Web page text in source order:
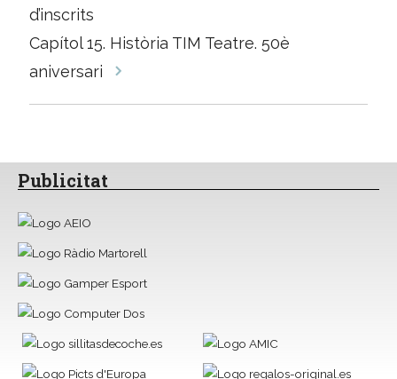
d’inscrits
Capítol 15. Història TIM Teatre. 50è
aniversari
Publicitat